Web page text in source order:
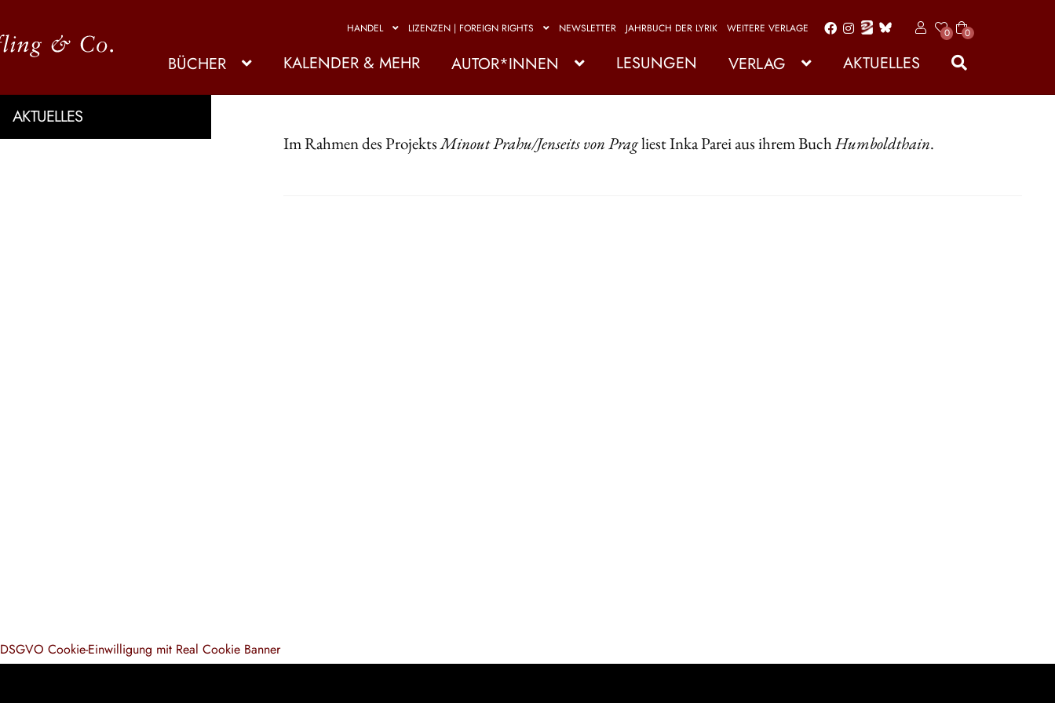
HANDEL LIZENZEN | FOREIGN RIGHTS NEWSLETTER JAHRBUCH DER LYRIK WEITERE VERLAGE 0
0
ike
l
Zur
springen
Zum
springen
BÜCHER KALENDER & MEHR AUTOR*INNEN LESUNGEN VERLAG AKTUELLES
AKTUELLES
Im Rahmen des ProjektsMinout Prahu/Jenseits von Pragliest Inka Parei aus ihrem BuchHumboldthain.
DSGVO Cookie-Einwilligung mit Real Cookie Banner